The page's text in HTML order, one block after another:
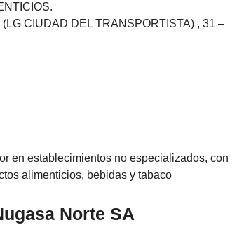
CIUDAD DEL TRANSPORTISTA) , 31 –
en establecimientos no especializados, con
alimenticios, bebidas y tabaco
Norte SA